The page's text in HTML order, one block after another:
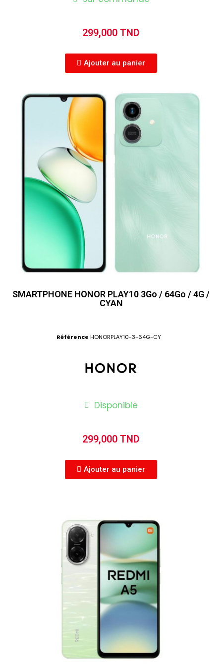
299,000 TND
Ajouter au panier
SMARTPHONE HONOR PLAY10 3Go / 64Go / 4G /
CYAN
Référence HONORPLAY10-3-64G-CY
Disponible
299,000 TND
Ajouter au panier